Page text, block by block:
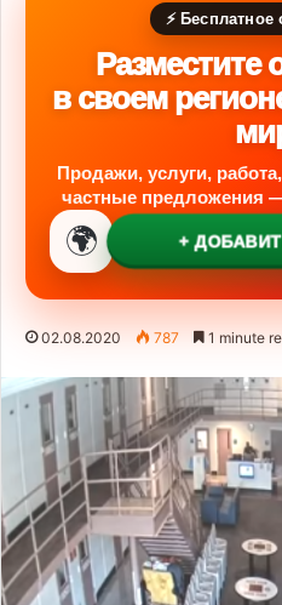
⚡
Разместите
в своем
Продажи, услуги,
частные предложения
🌍 +
02.08.2020 787 1 minute